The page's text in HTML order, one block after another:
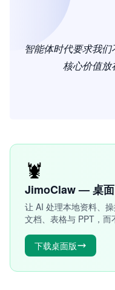
智能体时代要求我
核心价值放
🦞
JimoClaw — 桌
让 AI 处理本地资料、
文档、表格与 PPT，而
下载桌面版